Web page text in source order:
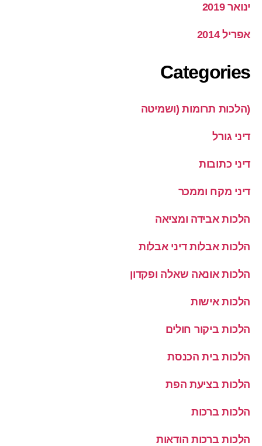
ינואר 2019
אפריל 2014
Categories
(הלכות תרומות (ושמיטה
דיני גורל
דיני כתובות
דיני מקח וממכר
הלכות אבידה ומציאה
הלכות אבלות דיני אבלות
הלכות אונאה שאלה ופקדון
הלכות אישות
הלכות ביקור חולים
הלכות בית הכנסת
הלכות בציעת הפת
הלכות ברכות
הלכות ברכות הודאות